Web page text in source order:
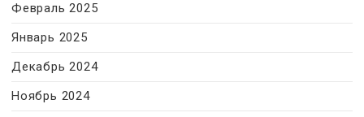
Февраль 2025
Январь 2025
Декабрь 2024
Ноябрь 2024